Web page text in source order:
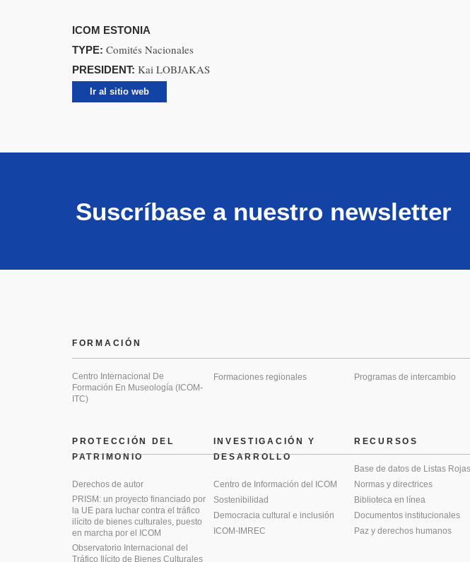
ICOM ESTONIA
TYPE: Comités Nacionales
PRESIDENT: Kai LOBJAKAS
Ir al sitio web
Suscríbase a nuestro newsletter
PROTECCIÓN DEL
PATRIMONIO
Derechos de autor
PRISM: un proyecto financiado por
la UE para luchar contra el tráfico
ilícito de bienes culturales, puesto
en marcha por el ICOM
Observatorio Internacional del
Tráfico Ilícito de Bienes Culturales
FORMACIÓN
Centro Internacional De
Formación En Museología (ICOM-
ITC)
Formaciones regionales Programas de intercambio
INVESTIGACIÓN Y
DESARROLLO
Centro de Información del ICOM
Sostenibilidad
Democracia cultural e inclusión
ICOM-IMREC
RECURSOS
Base de datos de Listas Rojas
Normas y directrices
Biblioteca en línea
Documentos institucionales
Paz y derechos humanos